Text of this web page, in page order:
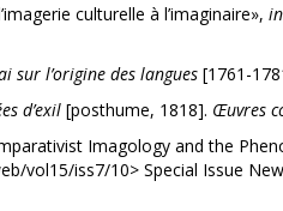
culturelle à l’imaginaire», in
sur l’origine des langues [1761-
d’exil [posthume, 1818]. Œuvres
Imagology and the
vol15/iss7/10> Special Issue